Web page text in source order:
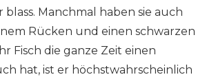
blass. Manchmal haben sie auch
Rücken und einen schwarzen
Fisch die ganze Zeit einen
hat, ist er höchstwahrscheinlich